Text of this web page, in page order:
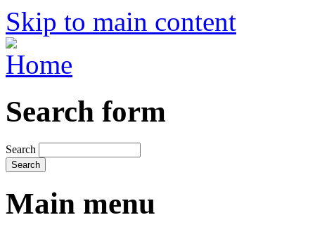
Skip to main content
Search form
Search
Main menu